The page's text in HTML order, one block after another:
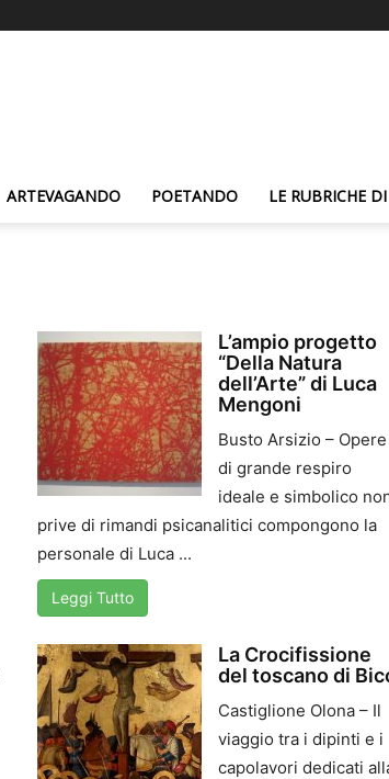
ARTEVAGANDO POETANDO LE RUBRICHE
L’ampio progetto
“Della Natura
dell’Arte” di Luca
Mengoni
Busto Arsizio – Opere
di grande respiro
ideale e simbolico
prive di rimandi psicanalitici compongono la
personale di Luca ...
Leggi Tutto
La Crocifissione
del toscano di
Castiglione Olona – Il
viaggio tra i dipinti e i
capolavori dedicati